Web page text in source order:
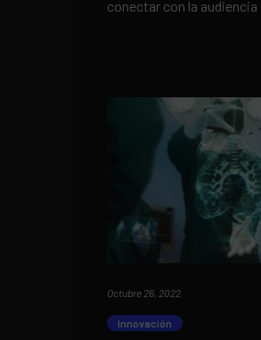
conectar con la audiencia
Octubre 26, 2022
Innovación